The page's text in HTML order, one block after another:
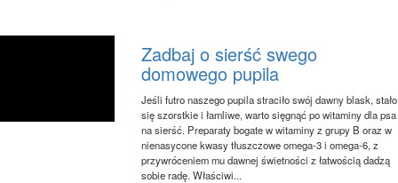
Zadbaj o sierść swego
domowego pupila
Jeśli futro naszego pupila straciło swój dawny blask, stało
się szorstkie i łamliwe, warto sięgnąć po witaminy dla psa
na sierść. Preparaty bogate w witaminy z grupy B oraz w
nienasycone kwasy tłuszczowe omega-3 i omega-6, z
przywróceniem mu dawnej świetności z łatwością dadzą
sobie radę. Właściwi...